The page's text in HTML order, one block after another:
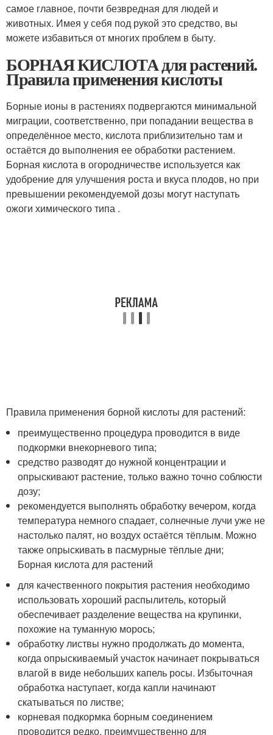
самое главное, почти безвредная для людей и
животных. Имея у себя под рукой это средство, вы
можете избавиться от многих проблем в быту.
БОРНАЯ КИСЛОТА для растений.
Правила применения кислоты
Борные ионы в растениях подвергаются минимальной
миграции, соответственно, при попадании вещества в
определённое место, кислота приблизительно там и
остаётся до выполнения ее обработки растением.
Борная кислота в огородничестве используется как
удобрение для улучшения роста и вкуса плодов, но при
превышении рекомендуемой дозы могут наступать
ожоги химического типа .
Правила применения борной кислоты для растений:
преимущественно процедура проводится в виде
подкормки внекорневого типа;
средство разводят до нужной концентрации и
опрыскивают растение, только важно точно соблюсти
дозу;
рекомендуется выполнять обработку вечером, когда
температура немного спадает, солнечные лучи уже не
настолько палят, но воздух остаётся тёплым. Можно
также опрыскивать в пасмурные тёплые дни;
Борная кислота для растений
для качественного покрытия растения необходимо
использовать хороший распылитель, который
обеспечивает разделение вещества на крупинки,
похожие на туманную морось;
обработку листвы нужно продолжать до момента,
когда опрыскиваемый участок начинает покрываться
влагой в виде небольших капель росы. Избыточная
обработка наступает, когда капли начинают
скатываться по листве;
корневая подкормка борным соединением
проводится редко, преимущественно для